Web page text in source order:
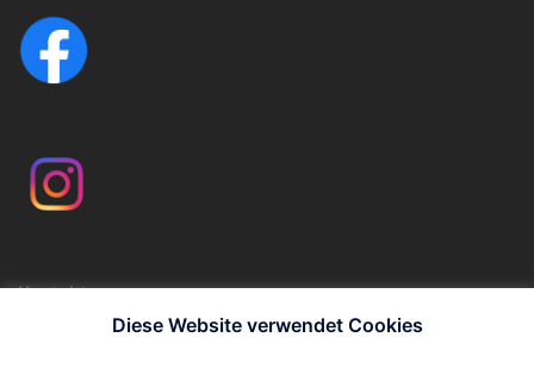
Kontakt
ImpressumDiese Website verwendet Cookies